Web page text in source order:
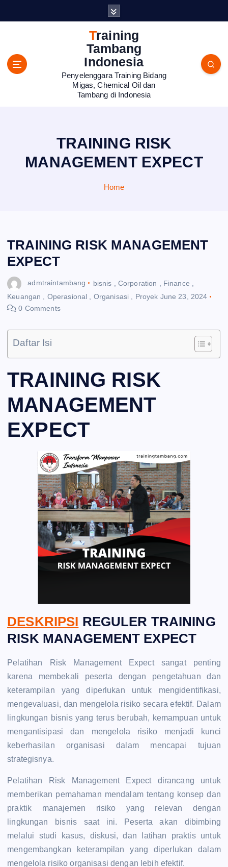
Training
Tambang
Indonesia
Penyelenggara Training Bidang
Migas, Chemical Oil dan
Tambang di Indonesia
TRAINING RISK
MANAGEMENT EXPECT
Home
TRAINING RISK MANAGEMENT
EXPECT
admtraintambang bisnis Corporation Finance
Keuangan
Operasional Organisasi Proyek June 23, 2024
0 Comments
Daftar Isi
TRAINING RISK
MANAGEMENT
EXPECT
DESKRIPSI REGULER TRAINING
RISK MANAGEMENT EXPECT
Pelatihan Risk Management Expect sangat penting
karena membekali peserta dengan pengetahuan dan
keterampilan yang diperlukan untuk mengidentifikasi,
mengevaluasi, dan mengelola risiko secara efektif. Dalam
lingkungan bisnis yang terus berubah, kemampuan untuk
mengantisipasi dan mengelola risiko menjadi kunci
keberhasilan organisasi dalam mencapai tujuan
strategisnya.
Pelatihan Risk Management Expect dirancang untuk
memberikan pemahaman mendalam tentang konsep dan
praktik manajemen risiko yang relevan dengan
lingkungan bisnis saat ini. Peserta akan dibimbing
melalui studi kasus, diskusi, dan latihan praktis untuk
mengembangkan keterampilan yang diperlukan dalam
mengelola risiko organisasi dengan lebih efektif.